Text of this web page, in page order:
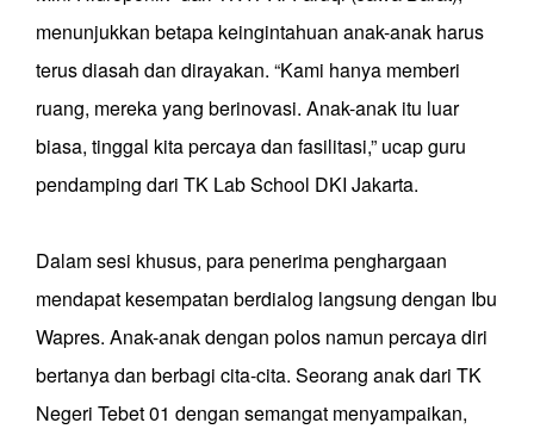
menunjukkan betapa keingintahuan anak-anak harus
terus diasah dan dirayakan. “Kami hanya memberi
ruang, mereka yang berinovasi. Anak-anak itu luar
biasa, tinggal kita percaya dan fasilitasi,” ucap guru
pendamping dari TK Lab School DKI Jakarta.
Dalam sesi khusus, para penerima penghargaan
mendapat kesempatan berdialog langsung dengan Ibu
Wapres. Anak-anak dengan polos namun percaya diri
bertanya dan berbagi cita-cita. Seorang anak dari TK
Negeri Tebet 01 dengan semangat menyampaikan,